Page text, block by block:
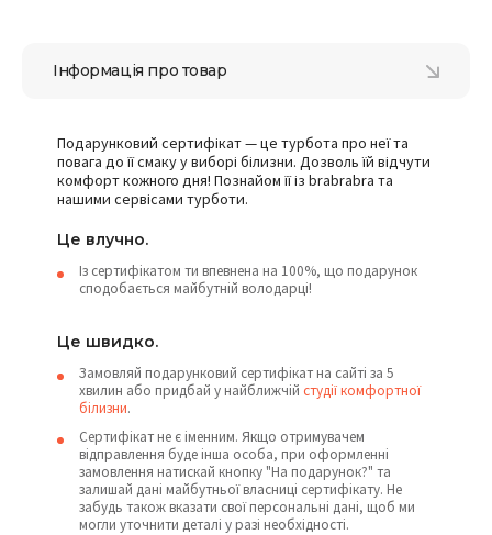
Інформація про товар
Подарунковий сертифікат — це турбота про неї та
повага до її смаку у виборі білизни. Дозволь їй відчути
комфорт кожного дня! Познайом її із brabrabra та
нашими сервісами турботи.
Це влучно.
Із сертифікатом ти впевнена на 100%, що подарунок
сподобається майбутній володарці!
Це швидко.
Замовляй подарунковий сертифікат на сайті за 5
хвилин або придбай у найближчій студії комфортної
білизни.
Сертифікат не є іменним. Якщо отримувачем
відправлення буде інша особа, при оформленні
замовлення натискай кнопку "На подарунок?" та
залишай дані майбутньої власниці сертифікату. Не
забудь також вказати свої персональні дані, щоб ми
могли уточнити деталі у разі необхідності.